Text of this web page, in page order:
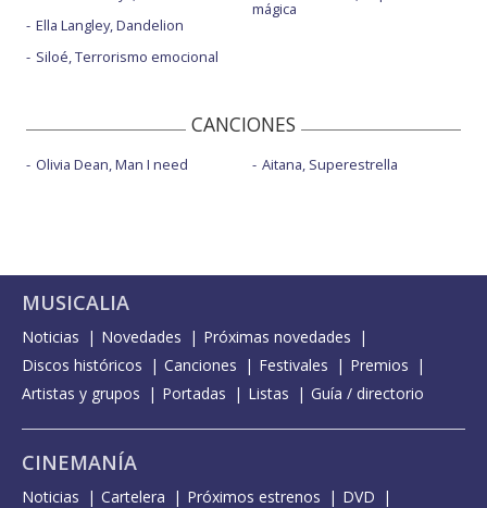
Ella Langley, Dandelion
Siloé, Terrorismo emocional
mágica
CANCIONES
Olivia Dean, Man I need Aitana, Superestrella
MUSICALIA
Noticias Novedades
Próximas novedades
Discos históricos
Canciones Festivales
Premios
Artistas y grupos
Portadas Listas Guía / directorio
CINEMANÍA
Noticias Cartelera Próximos estrenos
DVD